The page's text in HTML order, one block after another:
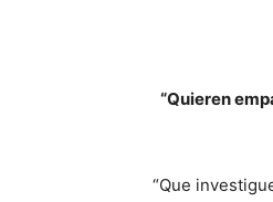
“Quieren
“Que